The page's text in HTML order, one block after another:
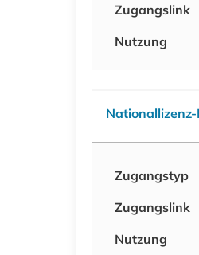
Zugangslink
Nutzung
Zugangstyp
Zugangslink
Nutzung